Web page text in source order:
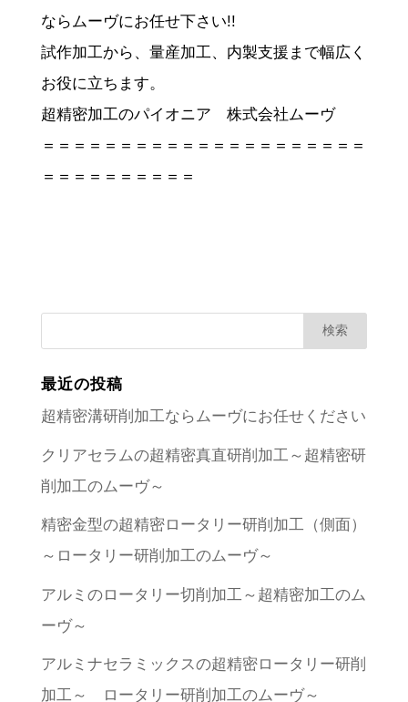
ならムーヴにお任せ下さい!!
試作加工から、量産加工、内製支援まで幅広く
お役に立ちます。
超精密加工のパイオニア 株式会社ムーヴ
＝＝＝＝＝＝＝＝＝＝＝＝＝＝＝＝＝＝＝＝＝
＝＝＝＝＝＝＝＝＝＝
最近の投稿
超精密溝研削加工ならムーヴにお任せください
クリアセラムの超精密真直研削加工～超精密研
削加工のムーヴ～
精密金型の超精密ロータリー研削加工（側面）
～ロータリー研削加工のムーヴ～
アルミのロータリー切削加工～超精密加工のム
ーヴ～
アルミナセラミックスの超精密ロータリー研削
加工～ ロータリー研削加工のムーヴ～